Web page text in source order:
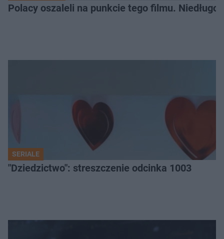
Polacy oszaleli na punkcie tego filmu. Niedługo
SERIALE
"Dziedzictwo": streszczenie odcinka 1003